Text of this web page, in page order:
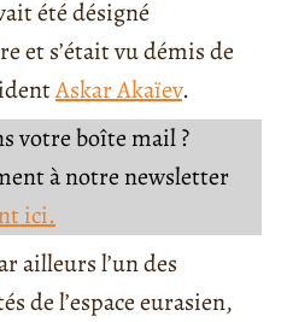
été désigné
et s’était vu démis de
Askar Akaïev.
votre boîte mail ?
à notre newsletter
ici.
ailleurs l’un des
de l’espace eurasien,